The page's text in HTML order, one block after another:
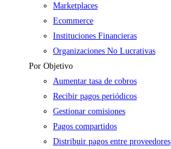
Marketplaces
Ecommerce
Instituciones Financieras
Organizaciones No Lucrativas
Por Objetivo
Aumentar tasa de cobros
Recibir pagos periódicos
Gestionar comisiones
Pagos compartidos
Distribuir pagos entre proveedores